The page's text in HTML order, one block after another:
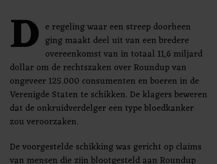
D e regeling waar een streep doorheen
ging maakt deel uit van een bredere
overeenkomst van in totaal 11,6 miljard
dollar om de rechtszaken over Roundup van
ongeveer 125.000 consumenten en boeren in de
Verenigde Staten te schikken. De klagers beweren
dat de onkruidverdelger een type bloedkanker
zou veroorzaken.
De voorgestelde schikking was gericht op claims
van mensen die zijn blootgesteld aan Roundup